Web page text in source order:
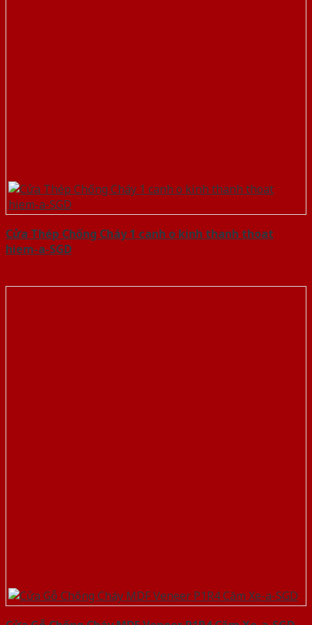
Cửa Thép Chống Cháy 1 canh o kinh thanh thoat
hiem-a-SGD